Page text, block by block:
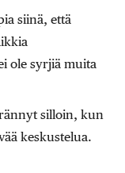
siinä, että
ole syrjiä muita
silloin, kun
keskustelua.